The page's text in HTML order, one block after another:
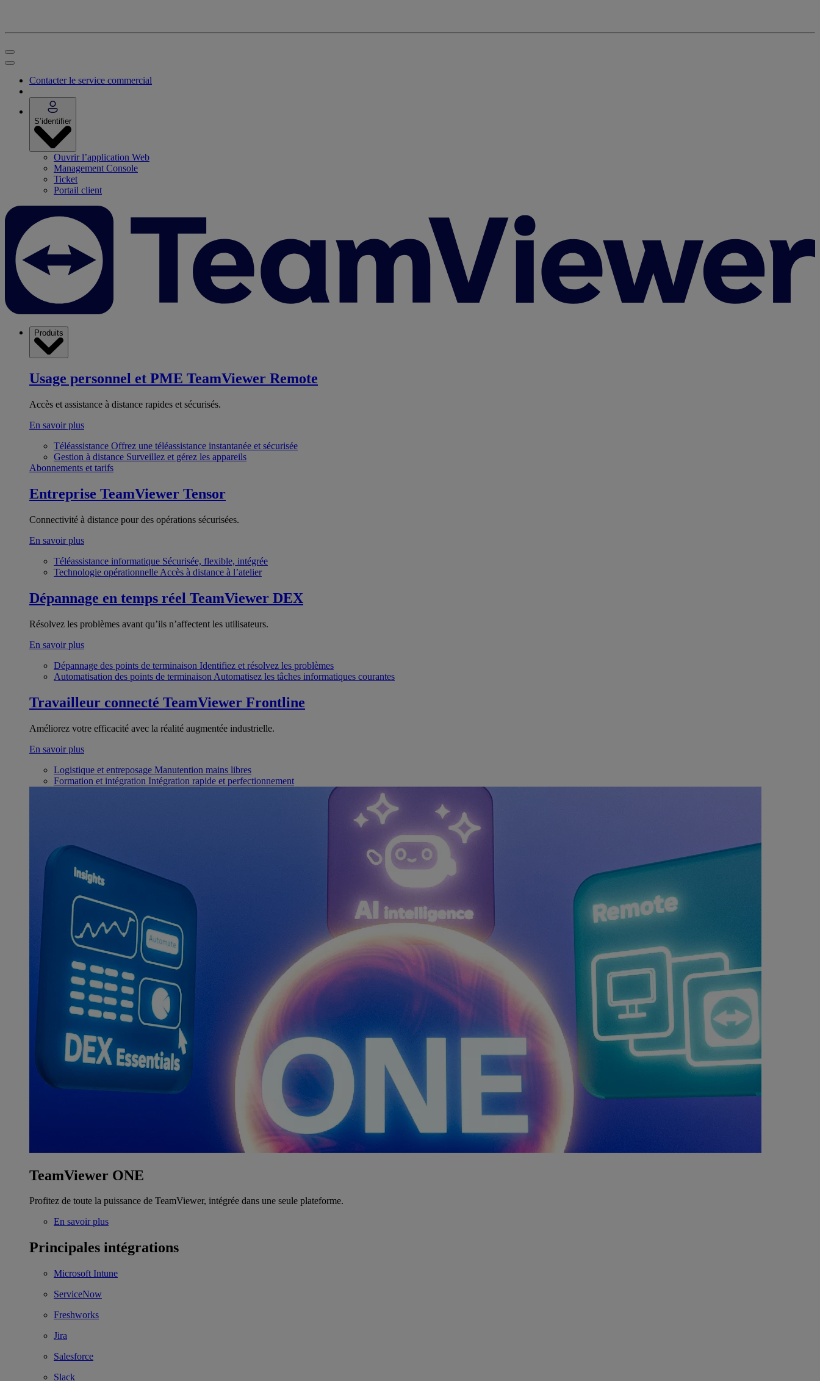
Contacter le service commercial
S’identifier
Ouvrir l’application Web
Management Console
Ticket
Portail client
Produits
Usage personnel et PME TeamViewer Remote
Accès et assistance à distance rapides et sécurisés.
En savoir plus
Téléassistance Offrez une téléassistance instantanée et sécurisée
Gestion à distance Surveillez et gérez les appareils
Abonnements et tarifs
Entreprise TeamViewer Tensor
Connectivité à distance pour des opérations sécurisées.
En savoir plus
Téléassistance informatique Sécurisée, flexible, intégrée
Technologie opérationnelle Accès à distance à l’atelier
Dépannage en temps réel TeamViewer DEX
Résolvez les problèmes avant qu’ils n’affectent les utilisateurs.
En savoir plus
Dépannage des points de terminaison Identifiez et résolvez les problèmes
Automatisation des points de terminaison Automatisez les tâches informatiques courantes
Travailleur connecté TeamViewer Frontline
Améliorez votre efficacité avec la réalité augmentée industrielle.
En savoir plus
Logistique et entreposage Manutention mains libres
Formation et intégration Intégration rapide et perfectionnement
TeamViewer ONE
Profitez de toute la puissance de TeamViewer, intégrée dans une seule plateforme.
En savoir plus
Principales intégrations
Microsoft Intune
ServiceNow
Freshworks
Jira
Salesforce
Slack